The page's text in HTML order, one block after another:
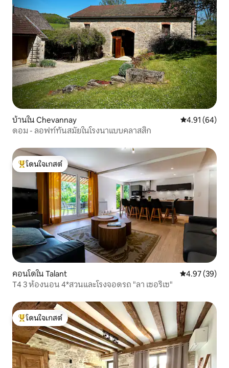
บ้านใน Chevannay คะแนนเฉลี่ย
4.91 (64)
ดอม - ลอฟท์ทันสมัยในโรงนาแบบคลาสสิก
โดนใจเกสต์ที่สุด
โดนใจเกสต์
คอนโดใน Talant คะแนนเฉลี่ย
4.97 (39)
T4 3 ห้องนอน 4*สวนและโรงจอดรถ "ลา เซอริเซ"
โดนใจเกสต์ที่สุด
โดนใจเกสต์